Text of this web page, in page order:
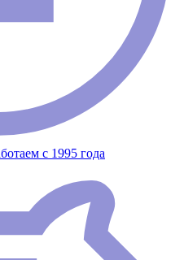
с 1995 года